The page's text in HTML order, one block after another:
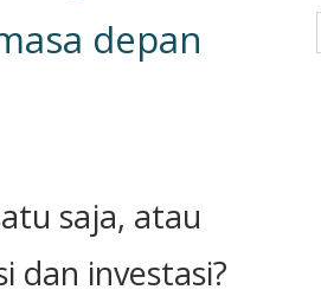
depan
saja, atau
dan investasi?